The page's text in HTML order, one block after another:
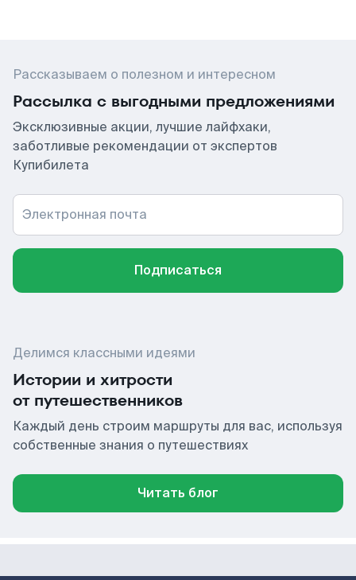
Рассказываем о полезном и интересном
Рассылка с выгодными предложениями
Эксклюзивные акции, лучшие лайфхаки,
заботливые рекомендации от экспертов
Купибилета
Электронная почта
Подписаться
Делимся классными идеями
Истории и хитрости
от путешественников
Каждый день строим маршруты для вас, используя
собственные знания о путешествиях
Читать блог